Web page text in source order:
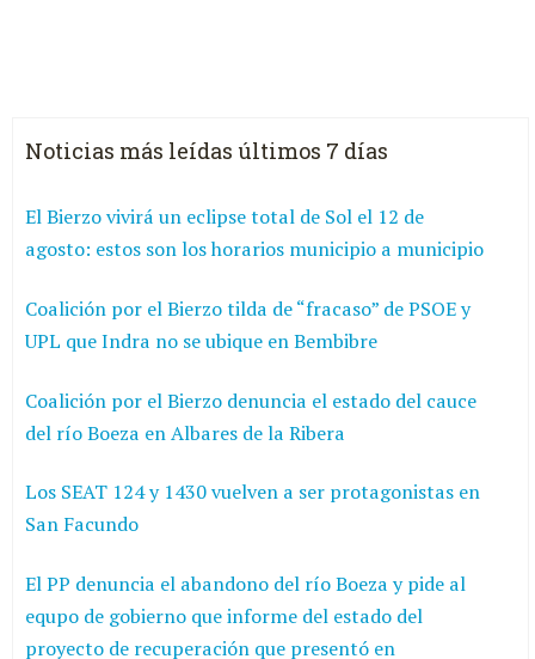
Noticias más leídas últimos 7 días
El Bierzo vivirá un eclipse total de Sol el 12 de
agosto: estos son los horarios municipio a municipio
Coalición por el Bierzo tilda de “fracaso” de PSOE y
UPL que Indra no se ubique en Bembibre
Coalición por el Bierzo denuncia el estado del cauce
del río Boeza en Albares de la Ribera
Los SEAT 124 y 1430 vuelven a ser protagonistas en
San Facundo
El PP denuncia el abandono del río Boeza y pide al
equpo de gobierno que informe del estado del
proyecto de recuperación que presentó en